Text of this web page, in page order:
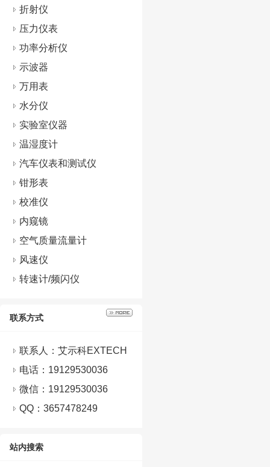
折射仪
压力仪表
功率分析仪
示波器
万用表
水分仪
实验室仪器
温湿度计
汽车仪表和测试仪
钳形表
校准仪
内窥镜
空气质量流量计
风速仪
转速计/频闪仪
联系方式
联系人：艾示科EXTECH
电话：19129530036
微信： 19129530036
QQ： 3657478249
站内搜索